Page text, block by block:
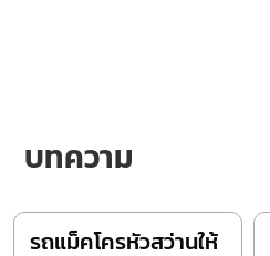
บทความ
รถแม็คโครหัวสว่านให้